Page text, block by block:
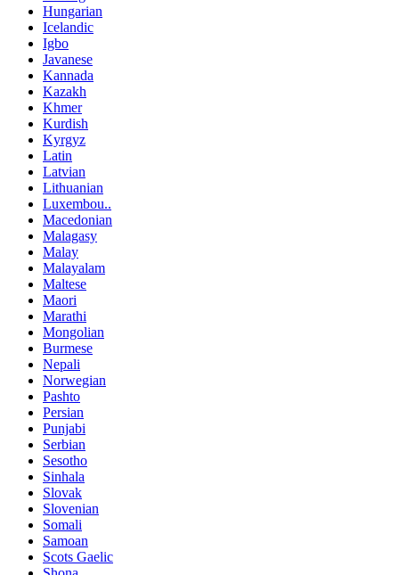
Hungarian
Icelandic
Igbo
Javanese
Kannada
Kazakh
Khmer
Kurdish
Kyrgyz
Latin
Latvian
Lithuanian
Luxembou..
Macedonian
Malagasy
Malay
Malayalam
Maltese
Maori
Marathi
Mongolian
Burmese
Nepali
Norwegian
Pashto
Persian
Punjabi
Serbian
Sesotho
Sinhala
Slovak
Slovenian
Somali
Samoan
Scots Gaelic